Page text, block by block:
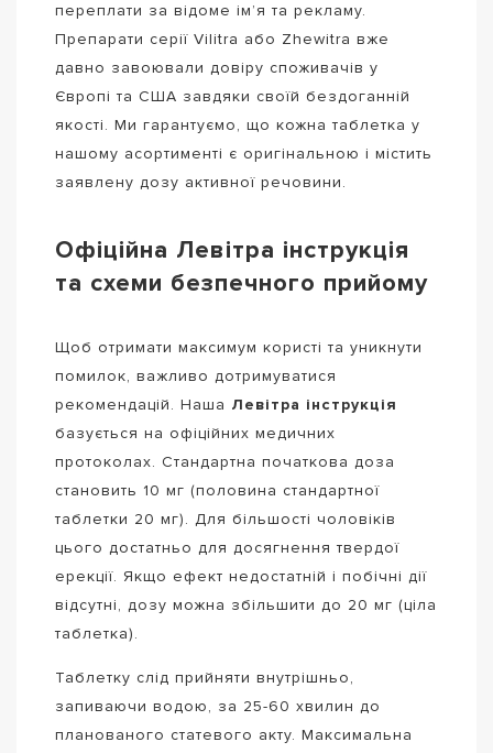
переплати за відоме ім’я та рекламу.
Препарати серії Vilitra або Zhewitra вже
давно завоювали довіру споживачів у
Європі та США завдяки своїй бездоганній
якості. Ми гарантуємо, що кожна таблетка у
нашому асортименті є оригінальною і містить
заявлену дозу активної речовини.
Офіційна Левітра інструкція
та схеми безпечного прийому
Щоб отримати максимум користі та уникнути
помилок, важливо дотримуватися
рекомендацій. Наша Левітра інструкція
базується на офіційних медичних
протоколах. Стандартна початкова доза
становить 10 мг (половина стандартної
таблетки 20 мг). Для більшості чоловіків
цього достатньо для досягнення твердої
ерекції. Якщо ефект недостатній і побічні дії
відсутні, дозу можна збільшити до 20 мг (ціла
таблетка).
Таблетку слід прийняти внутрішньо,
запиваючи водою, за 25-60 хвилин до
планованого статевого акту. Максимальна